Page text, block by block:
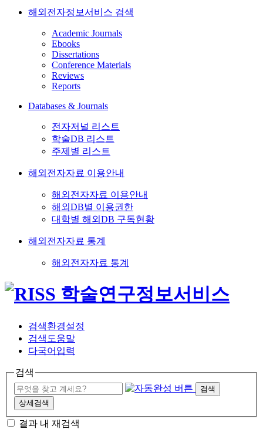
해외전자정보서비스 검색
Academic Journals
Ebooks
Dissertations
Conference Materials
Reviews
Reports
Databases & Journals
전자저널 리스트
학술DB 리스트
주제별 리스트
해외전자자료 이용안내
해외전자자료 이용안내
해외DB별 이용권한
대학별 해외DB 구독현황
해외전자자료 통계
해외전자자료 통계
검색환경설정
검색도움말
다국어입력
검색
검색
상세검색
결과 내 재검색